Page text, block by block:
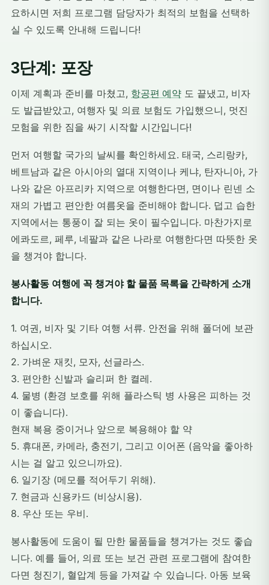
요하시면 저희 프로그램 담당자가 최적의 보험을 선택하
실 수 있도록 안내해 드립니다!
3단계: 포장
이제 계획과 준비를 마쳤고, 항공편 예약 도 끝냈고, 비자
도 발급받았고, 여행자 및 의료 보험도 가입했으니, 멋진
모험을 위한 짐을 싸기 시작할 시간입니다!
먼저 여행할 국가의 날씨를 확인하세요. 태국, 스리랑카,
베트남과 같은 아시아의 열대 지역이나 케냐, 탄자니아, 가
나와 같은 아프리카 지역으로 여행한다면, 면이나 린넨 소
재의 가볍고 편안한 여름옷을 준비해야 합니다. 덥고 습한
지역에서는 통풍이 잘 되는 옷이 필수입니다. 마찬가지로
에콰도르, 페루, 네팔과 같은 나라로 여행한다면 따뜻한 옷
을 챙겨야 합니다.
봉사활동 여행에 꼭 챙겨야 할 물품 목록을 간략하게 소개
합니다.
1. 여권, 비자 및 기타 여행 서류. 안전을 위해 폴더에 보관
하십시오.
2. 가벼운 재킷, 모자, 선글라스.
3. 편안한 신발과 슬리퍼 한 켤레.
4. 물병 (환경 보호를 위해 플라스틱 병 사용은 피하는 것
이 좋습니다).
현재 복용 중이거나 앞으로 복용해야 할 약
5. 휴대폰, 카메라, 충전기, 그리고 이어폰 (음악을 좋아하
시는 걸 알고 있으니까요).
6. 일기장 (메모를 적어두기 위해).
7. 현금과 신용카드 (비상시용).
8. 우산 또는 우비.
봉사활동에 도움이 될 만한 물품들을 챙겨가는 것도 좋습
니다. 예를 들어, 의료 또는 보건 관련 프로그램에 참여한
다면 청진기, 혈압계 등을 가져갈 수 있습니다. 아동 보육